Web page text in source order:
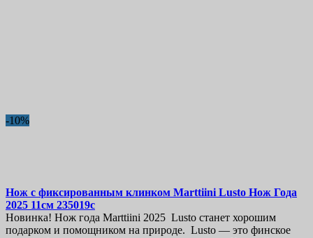
-10%
Нож с фиксированным клинком Marttiini Lusto Нож Года
2025 11см 235019c
Новинка! Нож года Marttiini 2025 Lusto станет хорошим
подарком и помощником на природе. Lusto — это финское